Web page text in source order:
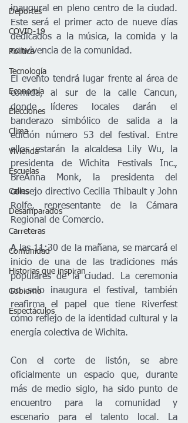
Deportes
COVID-19
Política
Tecnología
Economía
Elecciones
Clima
Vivienda
Escuelas
Calles
Desamparados
Carreteras
Comunidad
Historias que inspiran
Gobierno
Espectáculos
inaugural en pleno centro de la ciudad.
Este será el primer acto de nueve días
dedicados a la música, la comida y la
convivencia de la comunidad.
El evento tendrá lugar frente al área de
comida, al sur de la calle Cancun,
donde líderes locales darán el
banderazo simbólico de salida a la
edición número 53 del festival. Entre
ellos estarán la alcaldesa Lily Wu, la
presidenta de Wichita Festivals Inc.,
BreAnna Monk, la presidenta del
consejo directivo Cecilia Thibault y John
Rolfe, representante de la Cámara
Regional de Comercio.
A las 11:30 de la mañana, se marcará el
inicio de una de las tradiciones más
populares de la ciudad. La ceremonia
no solo inaugura el festival, también
reafirma el papel que tiene Riverfest
como reflejo de la identidad cultural y la
energía colectiva de Wichita.
Con el corte de listón, se abre
oficialmente un espacio que, durante
más de medio siglo, ha sido punto de
encuentro para la comunidad y
escenario para el talento local. La